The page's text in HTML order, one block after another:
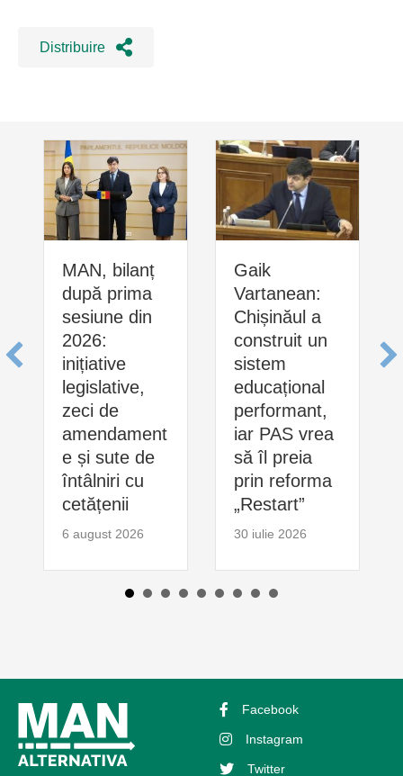
Distribuire
MAN, bilanț
după prima
sesiune din
2026:
inițiative
legislative,
zeci de
amendament
e și sute de
întâlniri cu
cetățenii
6 august 2026
Gaik
Vartanean:
Chișinăul a
construit un
sistem
educațional
performant,
iar PAS vrea
să îl preia
prin reforma
„Restart”
30 iulie 2026
Facebook
Instagram
Twitter